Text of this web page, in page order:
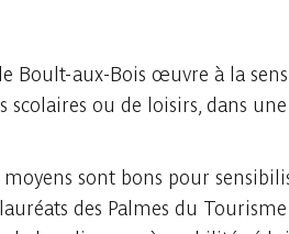
Boult-aux-Bois œuvre à la
scolaires ou de loisirs, dans
sont bons pour
des Palmes du